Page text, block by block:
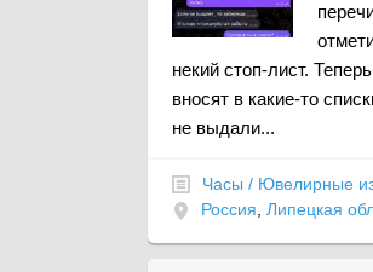
некий стоп-лист.
вносят в какие-то
не выдали...
Часы / Ювелирные
Россия, Липецкая